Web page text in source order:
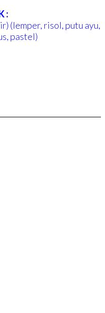
:
(lemper, risol, putu ayu,
pastel)